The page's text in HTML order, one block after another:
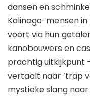
dansen en
Kalinago-mensen
voort via hun
kanobouwers en
prachtig uitkijkpunt
vertaalt naar ’trap
mystieke slang